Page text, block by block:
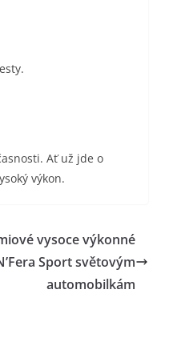
Ať už jde o
výkon.
vysoce výkonné
Sport světovým
automobilkám